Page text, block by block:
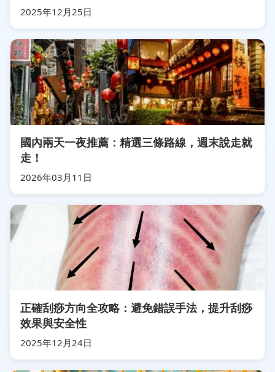
2025年12月25日
國內兩天一夜推薦：精選三條路線，週末說走就
走！
2026年03月11日
正確刮痧方向全攻略：避免錯誤手法，提升刮痧
效果與安全性
2025年12月24日